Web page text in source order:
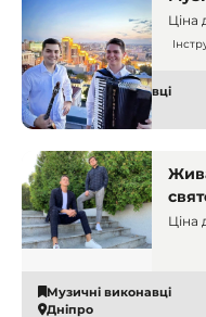
Ціна
Музичні виконавці
Дніпро
Ціна
Музичні виконавці
Дніпро